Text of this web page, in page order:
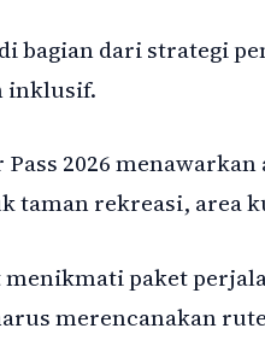
bagian dari strategi
inklusif.
2026
taman rekreasi, area
menikmati paket
merencanakan